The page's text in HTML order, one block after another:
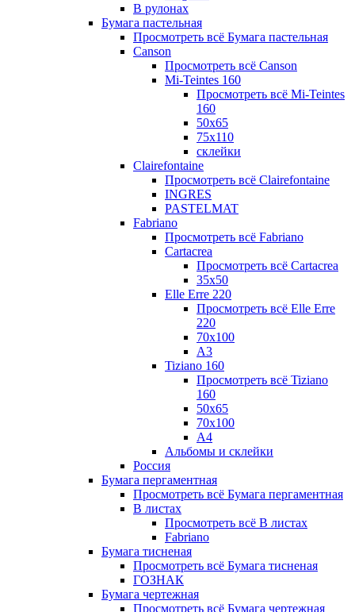
В рулонах
Бумага пастельная
Просмотреть всё Бумага пастельная
Canson
Просмотреть всё Canson
Mi-Teintes 160
Просмотреть всё Mi-Teintes
160
50х65
75х110
склейки
Clairefontaine
Просмотреть всё Clairefontaine
INGRES
PASTELMAT
Fabriano
Просмотреть всё Fabriano
Cartacrea
Просмотреть всё Cartacrea
35х50
Elle Erre 220
Просмотреть всё Elle Erre
220
70х100
А3
Tiziano 160
Просмотреть всё Tiziano
160
50х65
70х100
А4
Альбомы и склейки
Россия
Бумага пергаментная
Просмотреть всё Бумага пергаментная
В листах
Просмотреть всё В листах
Fabriano
Бумага тисненая
Просмотреть всё Бумага тисненая
ГОЗНАК
Бумага чертежная
Просмотреть всё Бумага чертежная